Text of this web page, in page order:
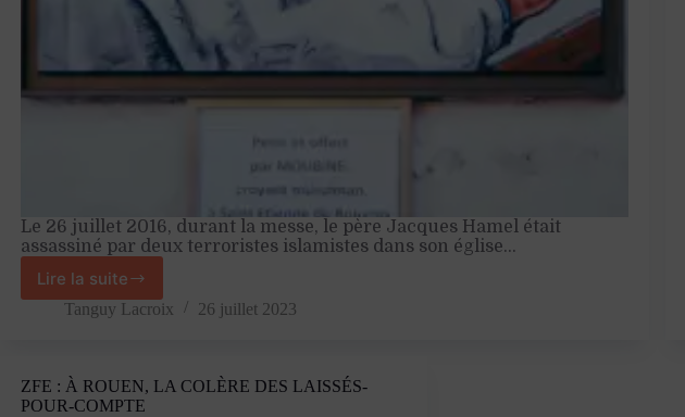
Le 26 juillet 2016, durant la messe, le père Jacques Hamel était
assassiné par deux terroristes islamistes dans son église…
Lire la suite
Une
plaie
Tanguy Lacroix 26 juillet 2023
ZFE : À ROUEN, LA COLÈRE DES LAISSÉS-
POUR-COMPTE